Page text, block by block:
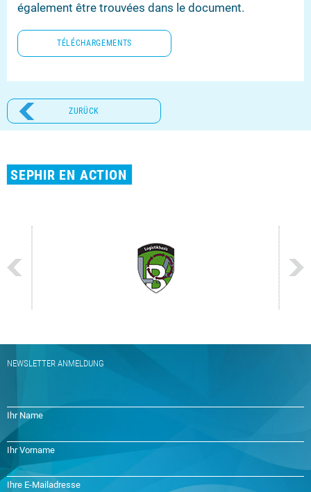
également être trouvées dans le document.
TÉLÉCHAR­GE­MENTS
ZURÜCK
SEPHIR EN ACTION
NEWSLETTER ANMELDUNG
Ihr Name
Ihr Vorname
Ihre E-Mailadresse